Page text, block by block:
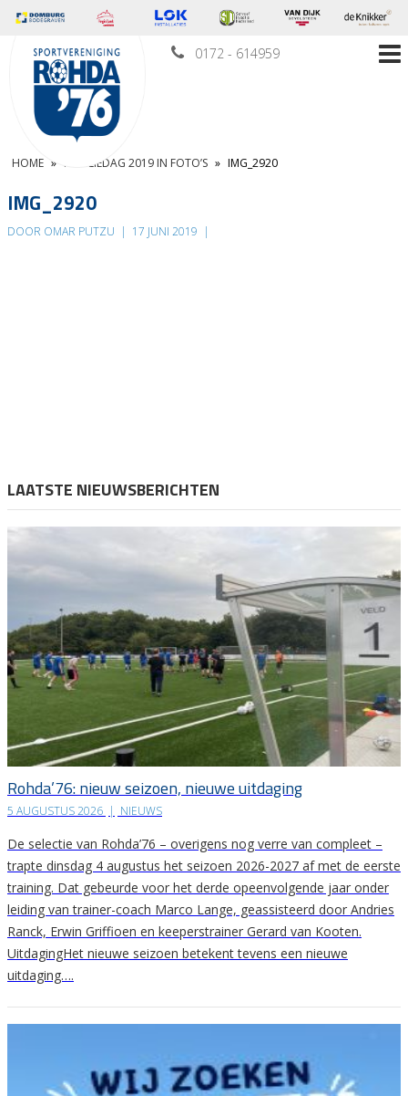
0172 - 614959
HOME » FAMILIEDAG 2019 IN FOTO’S » IMG_2920
IMG_2920
DOOR OMAR PUTZU | 17 JUNI 2019 |
LAATSTE NIEUWSBERICHTEN
Rohda’76: nieuw seizoen, nieuwe uitdaging
5 AUGUSTUS 2026 | NIEUWS
De selectie van Rohda’76 – overigens nog verre van compleet –
trapte dinsdag 4 augustus het seizoen 2026-2027 af met de eerste
training. Dat gebeurde voor het derde opeenvolgende jaar onder
leiding van trainer-coach Marco Lange, geassisteerd door Andries
Ranck, Erwin Griffioen en keeperstrainer Gerard van Kooten.
UitdagingHet nieuwe seizoen betekent tevens een nieuwe
uitdaging….